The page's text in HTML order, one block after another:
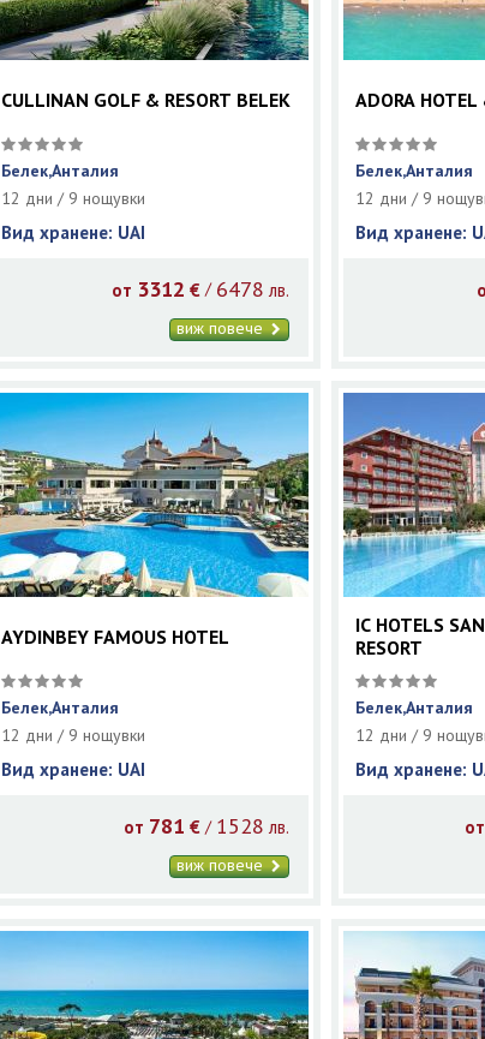
CULLINAN GOLF & RESORT BELEK
Белек,Анталия
12 дни / 9 нощувки
Вид хранене: UAI
от 3312 € / 6478 лв.
виж повече
ADORA HOTEL
Белек,Анталия
12 дни / 9
Вид хранене:
AYDINBEY FAMOUS HOTEL
Белек,Анталия
12 дни / 9 нощувки
Вид хранене: UAI
от 781 € / 1528 лв.
виж повече
IC HOTELS
RESORT
Белек,Анталия
12 дни / 9
Вид хранене:
от